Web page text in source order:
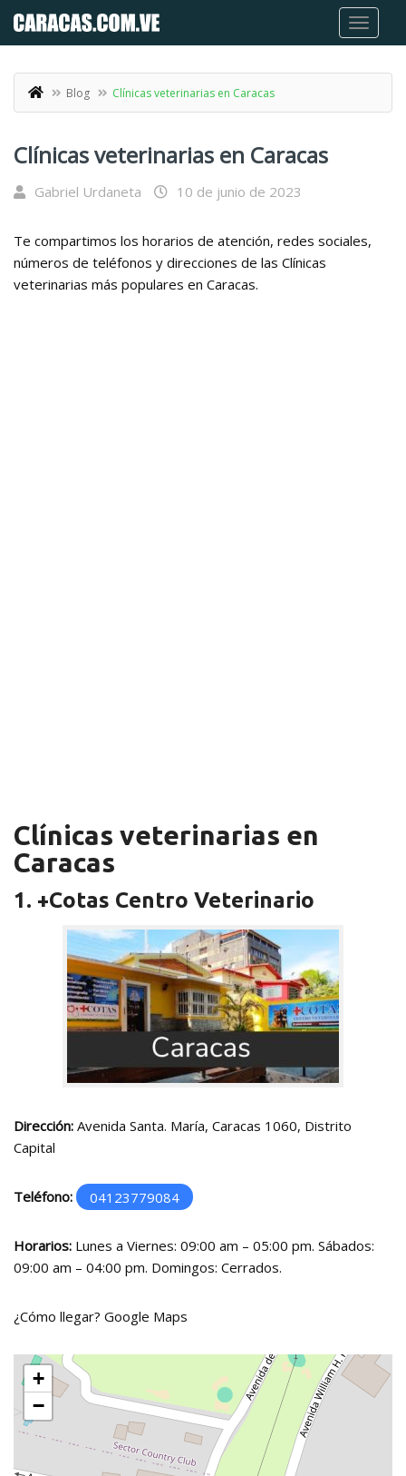
Blog Clínicas veterinarias en Caracas
Clínicas veterinarias en Caracas
Gabriel Urdaneta 10 de junio de 2023
Te compartimos los horarios de atención, redes sociales,
números de teléfonos y direcciones de las Clínicas
veterinarias más populares en Caracas.
Clínicas veterinarias en
Caracas
1. +Cotas Centro Veterinario
Dirección: Avenida Santa. María, Caracas 1060, Distrito
Capital
Teléfono: 04123779084
Horarios: Lunes a Viernes: 09:00 am – 05:00 pm. Sábados:
09:00 am – 04:00 pm. Domingos: Cerrados.
¿Cómo llegar? Google Maps
+
−